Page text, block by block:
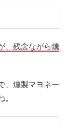
、残念ながら燻
、燻製マヨネー
。